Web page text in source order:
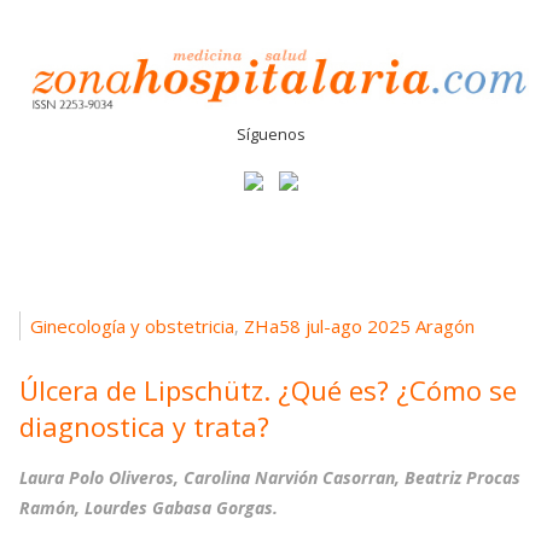
Síguenos
Ginecología y obstetricia, ZHa58 jul-ago 2025 Aragón
Úlcera de Lipschütz. ¿Qué es? ¿Cómo se
diagnostica y trata?
Laura Polo Oliveros, Carolina Narvión Casorran, Beatriz Procas
Ramón, Lourdes Gabasa Gorgas.